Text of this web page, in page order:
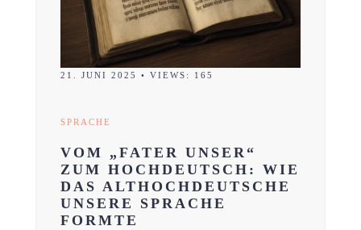
21. JUNI 2025 • VIEWS: 165
SPRACHE
VOM „FATER UNSER“
ZUM HOCHDEUTSCH: WIE
DAS ALTHOCHDEUTSCHE
UNSERE SPRACHE
FORMTE